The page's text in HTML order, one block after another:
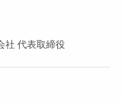
社 代表取締役